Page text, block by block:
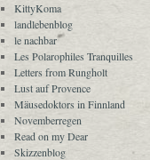
KittyKoma
landlebenblog
le nachbar
Les Polarophiles Tranquilles
Letters from Rungholt
Lust auf Provence
Mäusedoktors in Finnland
Novemberregen
Read on my Dear
Skizzenblog